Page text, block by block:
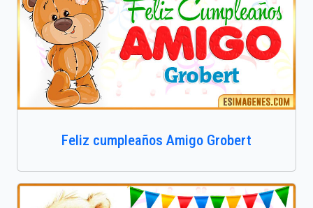
Feliz cumpleaños Amigo Grobert